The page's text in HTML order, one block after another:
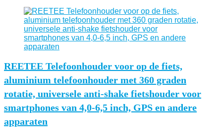
REETEE Telefoonhouder voor op de fiets,
aluminium telefoonhouder met 360 graden
rotatie, universele anti-shake fietshouder voor
smartphones van 4,0-6,5 inch, GPS en andere
apparaten